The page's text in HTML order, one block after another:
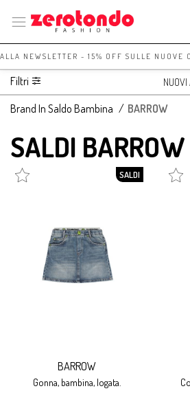
NEWSLETTER - 15% OFF SULLE
Filtri
Brand In Saldo Bambina / BARROW
SALDI
SALDI
BARROW
gonna, bambina, logata.